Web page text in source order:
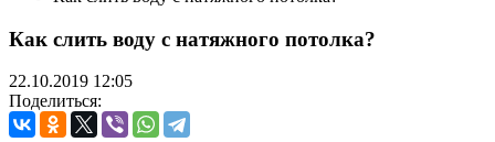
Как слить воду с натяжного потолка?
22.10.2019 12:05
Поделиться: